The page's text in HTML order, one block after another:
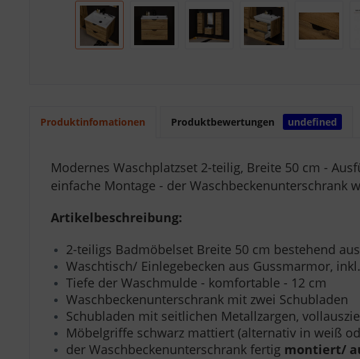
Produktinfomationen Produktbewertungen undefined
Modernes Waschplatzset 2-teilig, Breite 50 cm -
einfache Montage - der Waschbeckenunterschrank
Artikelbeschreibung:
2-teiligs Badmöbelset Breite 50 cm bestehend
Waschtisch/ Einlegebecken aus Gussmarmor,
Tiefe der Waschmulde - komfortable - 12 cm
Waschbeckenunterschrank mit zwei Schubladen
Schubladen mit seitlichen Metallzargen,
Möbelgriffe schwarz mattiert (alternativ in weiß
der Waschbeckenunterschrank fertig montiert/